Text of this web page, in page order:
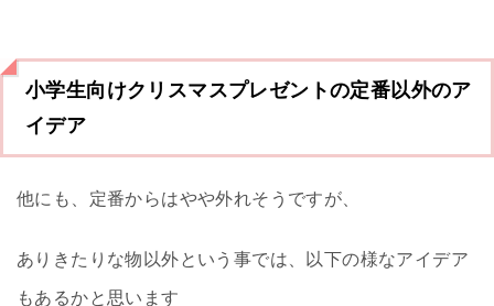
小学生向けクリスマスプレゼントの定番以外のア
イデア
他にも、定番からはやや外れそうですが、
ありきたりな物以外という事では、以下の様なアイデア
もあるかと思います